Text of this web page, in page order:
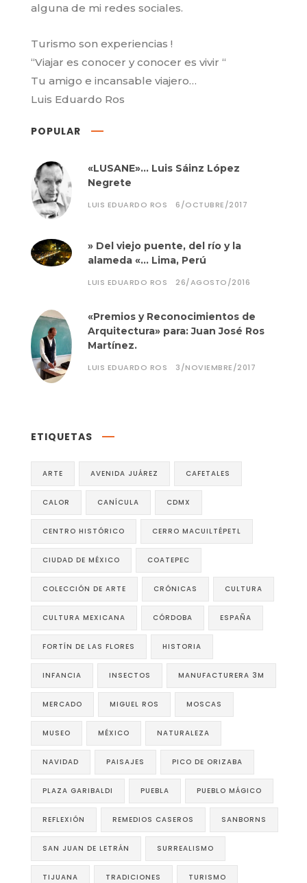
alguna de mi redes sociales.
Turismo son experiencias !
“Viajar es conocer y conocer es vivir “
Tu amigo e incansable viajero…
Luis Eduardo Ros
POPULAR
«LUSANE»… Luis Sáinz López
Negrete
LUIS EDUARDO ROS 6/OCTUBRE/2017
» Del viejo puente, del río y la
alameda «… Lima, Perú
LUIS EDUARDO ROS 26/AGOSTO/2016
«Premios y Reconocimientos de
Arquitectura» para: Juan José Ros
Martínez.
LUIS EDUARDO ROS 3/NOVIEMBRE/2017
ETIQUETAS
ARTE AVENIDA JUÁREZ CAFETALES
CALOR CANÍCULA CDMX
CENTRO HISTÓRICO CERRO MACUILTÉPETL
CIUDAD DE MÉXICO COATEPEC
COLECCIÓN DE ARTE CRÓNICAS CULTURA
CULTURA MEXICANA CÓRDOBA ESPAÑA
FORTÍN DE LAS FLORES HISTORIA
INFANCIA INSECTOS MANUFACTURERA 3M
MERCADO MIGUEL ROS MOSCAS
MUSEO MÉXICO NATURALEZA
NAVIDAD PAISAJES PICO DE ORIZABA
PLAZA GARIBALDI PUEBLA PUEBLO MÁGICO
REFLEXIÓN REMEDIOS CASEROS SANBORNS
SAN JUAN DE LETRÁN SURREALISMO
TIJUANA TRADICIONES TURISMO